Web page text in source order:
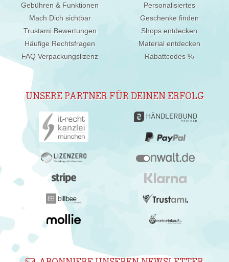
Gebühren & Funktionen
Mach Dich sichtbar
Trustami Bewertungen
Häufige Rechtsfragen
FAQ Verpackungslizenz
Personalisiertes
Geschenke finden
Shops entdecken
Material entdecken
Rabattcodes %
UNSERE PARTNER FÜR DEINEN ERFOLG